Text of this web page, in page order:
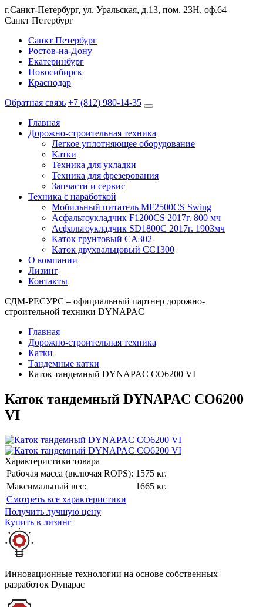
г.Санкт-Петербург, ул. Уральская, д.13, пом. 23Н, оф.64
Санкт Петербург
Санкт Петербург
Ростов-на-Дону
Екатеринбург
Новосибирск
Краснодар
Обратная связь +7 (812) 980-14-35
Главная
Дорожно-строительная техника
Легкое уплотняющее оборудование
Катки
Техника для укладки
Техника для фрезерования
Запчасти и сервис
Техника с наработкой
Мобильный питатель MF2500CS Swing
Асфальтоукладчик F1200CS 2017г. 800 мч
Асфальтоукладчик SD1800C 2017г. 1903мч
Каток грунтовый CA302
Каток двухвальцовый CC1300
О компании
Лизинг
Контакты
СДМ-РЕСУРС – официальный партнер дорожно-
строительной техники DYNAPAC
Главная
Дорожно-строительная техника
Катки
Тандемные катки
Каток тандемный DYNAPAC CO6200 VI
Каток тандемный DYNAPAC CO6200
VI
Характеристики товара
Рабочая масса (включая ROPS): 1575 кг.
Максимальный вес:
1665 кг.
Cмотреть все характеристики
Получить лучшую цену
Купить в лизинг
Инновационные технологии на основе собственных
разработок Dynapac